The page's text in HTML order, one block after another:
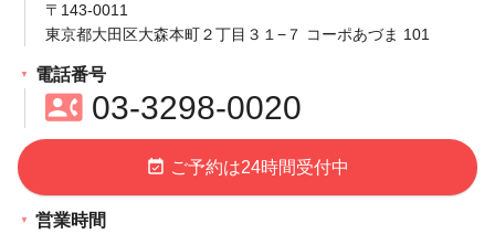
〒143‐0011
東京都大田区大森本町２丁目３１−７ コーポあづま 101
電話番号
contact_phone03‐3298‐0020
event_available ご予約は24時間受付中
営業時間